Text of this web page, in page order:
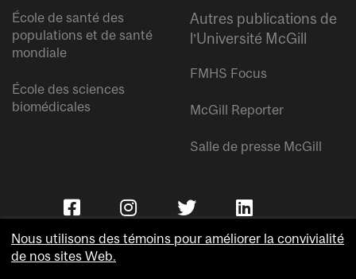
École de santé des
populations et de santé
mondiale
École des sciences
biomédicales
Autres publications de
l’Université McGill
FMHS Focus
McGill Reporter
Salle de presse McGill
Nous utilisons des témoins pour améliorer la convivialité
de nos sites Web.